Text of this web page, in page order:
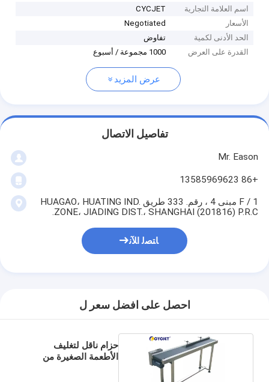
اسم العلامة التجارية
CYCJET
الأسعار
Negotiated
الحد الأدنى لكمية
تفاوض
القدرة على العرض
1000 مجموعة / أسبوع
عرض المزيد
تفاصيل الاتصال
Mr. Eason
+86 13585969623
1 / F مبنى 4 ، رقم. 333 طريق HUAGAO، HUATING IND.
ZONE، JIADING DIST.، SHANGHAI (201816) P.R.C.
ﺎﺘﺼﻟ ﺍﻶﻧ
احصل على افضل سعر ل
حزام ناقل لتغليف
الأطعمة الصغيرة من